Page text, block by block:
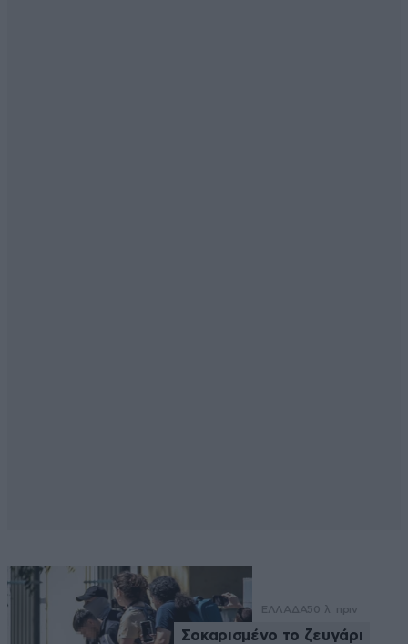
ΕΛΛΑΔΑ50 λ. πριν
Σοκαρισμένο το ζευγάρι